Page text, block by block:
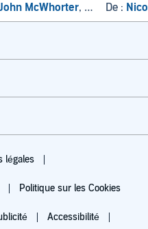
John McWhorter, et autres
De :
légales
Politique sur les Cookies
Accessibilité